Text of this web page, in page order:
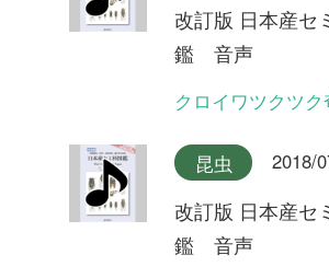
イワサキゼミ(長い序奏タイ
改訂版 日本産セミ科図
鑑 音声
オオシマゼミ沖縄本島産(合